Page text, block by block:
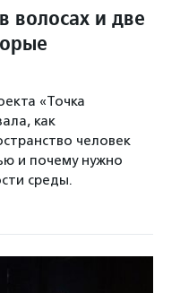
волосах и две
«Точка
как
человек
и почему нужно
среды.